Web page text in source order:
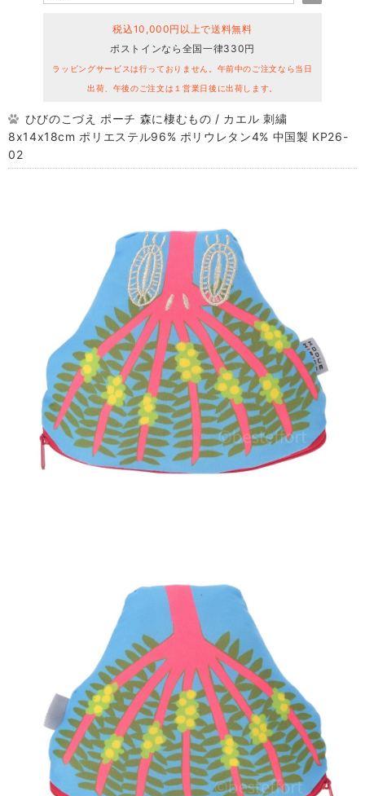
税込10,000円以上で送料無料
ポストインなら全国一律330円
ラッピングサービスは行っておりません。午前中のご注文なら当日
出荷、午後のご注文は１営業日後に出荷します。
ひびのこづえ ポーチ 森に棲むもの / カエル 刺繍
8x14x18cm ポリエステル96% ポリウレタン4% 中国製 KP26-
02